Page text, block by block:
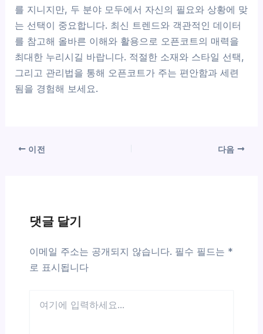
를 지니지만, 두 분야 모두에서 자신의 필요와 상황에 맞
는 선택이 중요합니다. 최신 트렌드와 객관적인 데이터
를 참고해 올바른 이해와 활용으로 오픈코트의 매력을
최대한 누리시길 바랍니다. 적절한 소재와 스타일 선택,
그리고 관리법을 통해 오픈코트가 주는 편안함과 세련
됨을 경험해 보세요.
이전 다음
댓글 달기
이메일 주소는 공개되지 않습니다. 필수 필드는 *
로 표시됩니다